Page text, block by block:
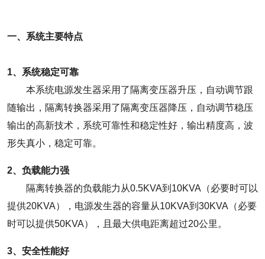
一、系统主要特点
1、系统稳定可靠
本系统电源发生器采用了隔离变压器升压，自动调节跟
随输出，隔离转换器采用了隔离变压器降压，自动调节稳压
输出的高新技术，系统可靠性和稳定性好，输出精度高，波
形失真小，稳定可靠。
2、负载能力强
隔离转换器的负载能力从0.5KVA到10KVA（必要时可以
提供20KVA），电源发生器的容量从10KVA到30KVA（必要
时可以提供50KVA），且最大供电距离超过20公里。
3、安全性能好